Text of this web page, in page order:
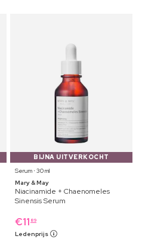
BIJNA UITVERKOCHT
Serum ⋅ 30 ml
Mary & May
Niacinamide + Chaenomeles
Sinensis Serum
€11 89
Ledenprijs